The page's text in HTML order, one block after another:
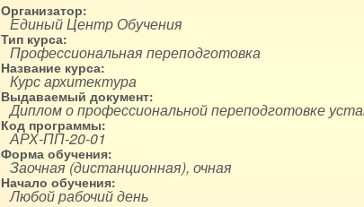
Организатор:
Единый Центр Обучения
Тип курса:
Профессиональная переподготовка
Название курса:
Курс архитектура
Выдаваемый документ:
Диплом о профессиональной переподготовке
Код программы:
АРХ-ПП-20-01
Форма обучения:
Заочная (дистанционная), очная
Начало обучения:
Любой рабочий день